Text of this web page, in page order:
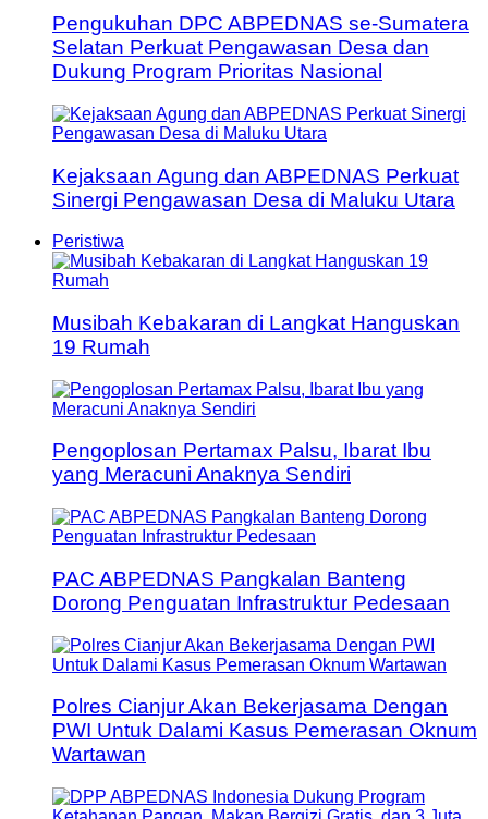
Pengukuhan DPC ABPEDNAS se-Sumatera
Selatan Perkuat Pengawasan Desa dan
Dukung Program Prioritas Nasional
Kejaksaan Agung dan ABPEDNAS Perkuat
Sinergi Pengawasan Desa di Maluku Utara
Peristiwa
Musibah Kebakaran di Langkat Hanguskan
19 Rumah
Pengoplosan Pertamax Palsu, Ibarat Ibu
yang Meracuni Anaknya Sendiri
PAC ABPEDNAS Pangkalan Banteng
Dorong Penguatan Infrastruktur Pedesaan
Polres Cianjur Akan Bekerjasama Dengan
PWI Untuk Dalami Kasus Pemerasan Oknum
Wartawan